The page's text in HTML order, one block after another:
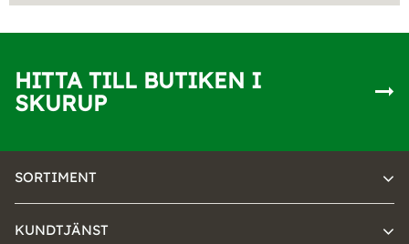
HITTA TILL BUTIKEN I
SKURUP
SORTIMENT
KUNDTJÄNST